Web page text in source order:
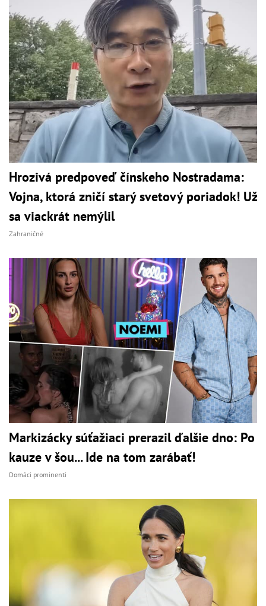
Hrozivá predpoveď čínskeho Nostradama:
Vojna, ktorá zničí starý svetový poriadok! Už
sa viackrát nemýlil
Zahraničné
Markizácky súťažiaci prerazil ďalšie dno: Po
kauze v šou... Ide na tom zarábať!
Domáci prominenti